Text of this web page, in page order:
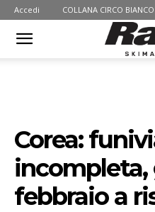
Accedi COLLANA CIRCO BIANCO
Corea:
incompleta,
febbraio a